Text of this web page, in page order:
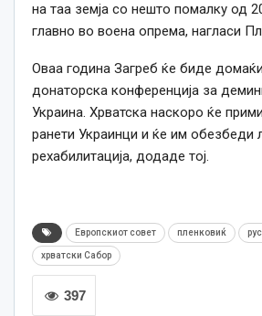
на таа земја со нешто помалку од
главно во воена опрема, нагласи
Оваа година Загреб ќе биде
донаторска конференција за
Украина. Хрватска наскоро ќе
ранети Украинци и ќе им обезбеди
рехабилитација, додаде тој.
Европскиот совет пленковиќ
хрватски Сабор
397